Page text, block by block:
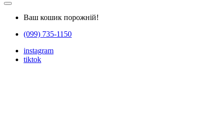
Ваш кошик порожній!
(099) 735-1150
instagram
tiktok